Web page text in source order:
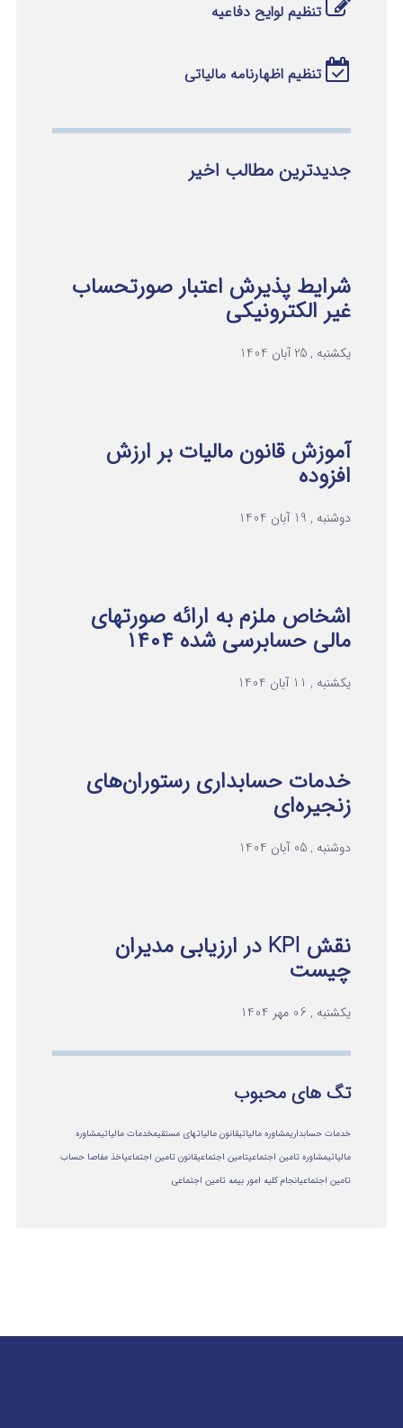
تنظیم لوایح دفاعیه
تنظیم اظهارنامه مالیاتی
جدیدترین مطالب اخیر
شرایط پذیرش اعتبار صورتحساب
غیر الکترونیکی
یکشنبه , 25 آبان 1404
آموزش قانون مالیات بر ارزش
افزوده
دوشنبه , 19 آبان 1404
اشخاص ملزم به ارائه صورتهای
مالی حسابرسی شده ۱۴۰۴
یکشنبه , 11 آبان 1404
خدمات حسابداری رستوران‌های
زنجیره‌ای
دوشنبه , 05 آبان 1404
نقش KPI در ارزیابی مدیران
چیست
یکشنبه , 06 مهر 1404
تگ های محبوب
خدمات حسابداریمشاوره مالیاتیقانون مالیاتهای مستقیمخدمات مالیاتیمشاوره
مالياتيمشاوره تامین اجتماعیتامین اجتماعیقانون تامین اجتماعیاخذ مفاصا حساب
تامین اجتماعیانجام کلیه امور بیمه تامین اجتماعی